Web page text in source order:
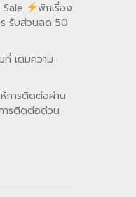
พักเรื่อง
รับส่วนลด 50
ที่ เติมความ
การติดต่อผ่าน
ารติดต่อด่วน